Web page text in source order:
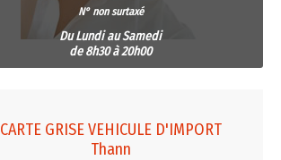
N° non surtaxé
Du Lundi au Samedi
de 8h30 à 20h00
CARTE GRISE VEHICULE D'IMPORT
Thann